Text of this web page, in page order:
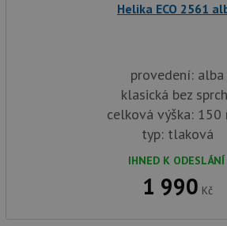
Helika ECO 2561
provedení: alba
klasická bez
celková výška: 150
typ: tlaková
IHNED K ODESLÁNÍ
1 990 Kč